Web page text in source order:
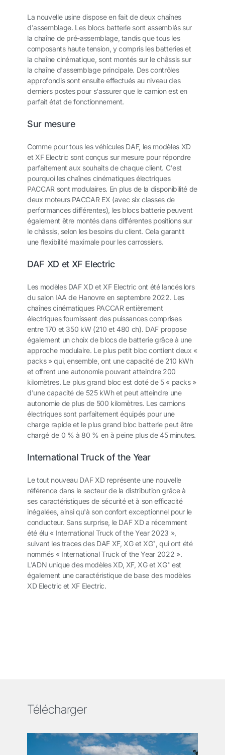
La nouvelle usine dispose en fait de deux chaînes
d'assemblage. Les blocs batterie sont assemblés sur
la chaîne de pré-assemblage, tandis que tous les
composants haute tension, y compris les batteries et
la chaîne cinématique, sont montés sur le châssis sur
la chaîne d'assemblage principale. Des contrôles
approfondis sont ensuite effectués au niveau des
derniers postes pour s'assurer que le camion est en
parfait état de fonctionnement.
Sur mesure
Comme pour tous les véhicules DAF, les modèles XD
et XF Electric sont conçus sur mesure pour répondre
parfaitement aux souhaits de chaque client. C'est
pourquoi les chaînes cinématiques électriques
PACCAR sont modulaires. En plus de la disponibilité de
deux moteurs PACCAR EX (avec six classes de
performances différentes), les blocs batterie peuvent
également être montés dans différentes positions sur
le châssis, selon les besoins du client. Cela garantit
une flexibilité maximale pour les carrossiers.
DAF XD et XF Electric
Les modèles DAF XD et XF Electric ont été lancés lors
du salon IAA de Hanovre en septembre 2022. Les
chaînes cinématiques PACCAR entièrement
électriques fournissent des puissances comprises
entre 170 et 350 kW (210 et 480 ch). DAF propose
également un choix de blocs de batterie grâce à une
approche modulaire. Le plus petit bloc contient deux «
packs » qui, ensemble, ont une capacité de 210 kWh
et offrent une autonomie pouvant atteindre 200
kilomètres. Le plus grand bloc est doté de 5 « packs »
d'une capacité de 525 kWh et peut atteindre une
autonomie de plus de 500 kilomètres. Les camions
électriques sont parfaitement équipés pour une
charge rapide et le plus grand bloc batterie peut être
chargé de 0 % à 80 % en à peine plus de 45 minutes.
International Truck of the Year
Le tout nouveau DAF XD représente une nouvelle
référence dans le secteur de la distribution grâce à
ses caractéristiques de sécurité et à son efficacité
inégalées, ainsi qu'à son confort exceptionnel pour le
conducteur. Sans surprise, le DAF XD a récemment
été élu « International Truck of the Year 2023 »,
suivant les traces des DAF XF, XG et XG⁺, qui ont été
nommés « International Truck of the Year 2022 ».
L'ADN unique des modèles XD, XF, XG et XG⁺ est
également une caractéristique de base des modèles
XD Electric et XF Electric.
Télécharger